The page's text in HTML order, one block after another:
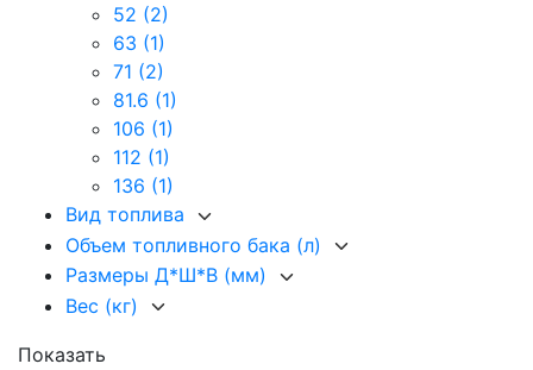
52 (2)
63 (1)
71 (2)
81.6 (1)
106 (1)
112 (1)
136 (1)
Вид топлива
Объем топливного бака (л)
Размеры Д*Ш*В (мм)
Вес (кг)
Показать